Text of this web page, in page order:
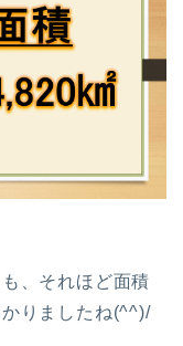
、それほど面積
りましたね(^^)/